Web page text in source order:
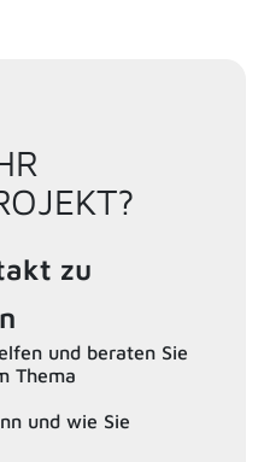
zu
und beraten Sie
Thema
und wie Sie